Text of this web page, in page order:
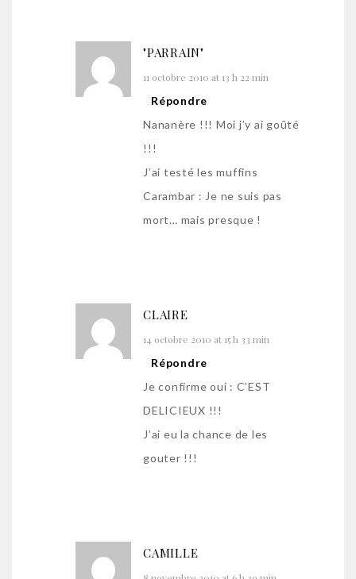
"PARRAIN"
11 octobre 2010 at 13 h 22 min
Répondre
Nananère !!! Moi j’y ai goûté
!!!
J’ai testé les muffins
Carambar : Je ne suis pas
mort… mais presque !
CLAIRE
14 octobre 2010 at 15 h 33 min
Répondre
Je confirme oui : C’EST
DELICIEUX !!!
J’ai eu la chance de les
gouter !!!
CAMILLE